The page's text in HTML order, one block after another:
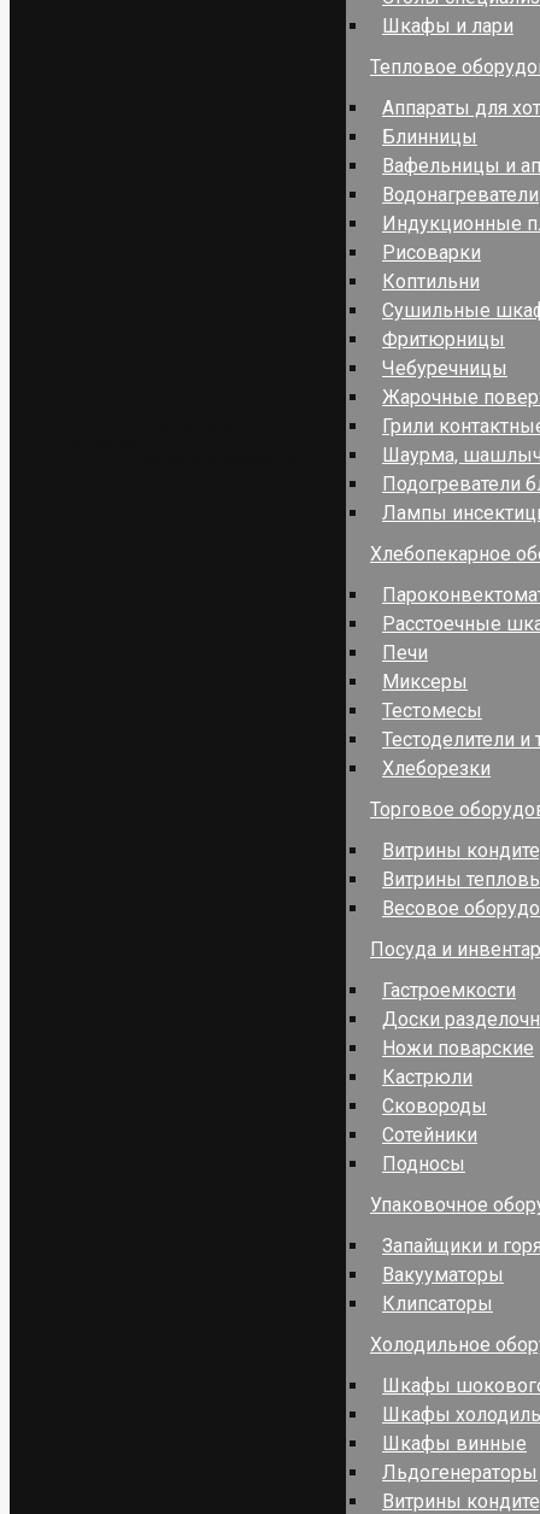
Шкафы и лари
Тепловое
Аппараты для
Блинницы
Вафельницы и
Водонагреватели
Индукционные
Рисоварки
Коптильни
Сушильные
Фритюрницы
Чебуречницы
Жарочные
Грили
Шаурма,
Подогреватели
Лампы
Хлебопекарное
Расстоечные
Печи
Миксеры
Тестомесы
Тестоделители и
Хлеборезки
Торговое
Витрины
Витрины
Весовое
Посуда и
Гастроемкости
Доски
Ножи поварские
Кастрюли
Сковороды
Сотейники
Подносы
Упаковочное
Запайщики и
Вакууматоры
Клипсаторы
Холодильное
Шкафы
Шкафы
Шкафы винные
Льдогенераторы
Витрины